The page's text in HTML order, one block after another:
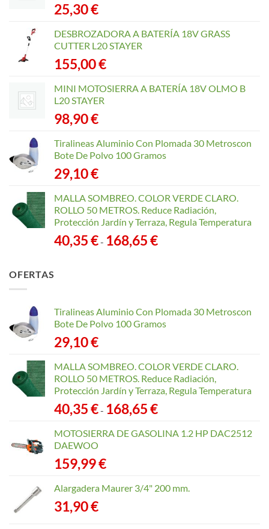
25,30€
DESBROZADORA A BATERÍA 18V GRASS
CUTTER L20 STAYER
155,00€
MINI MOTOSIERRA A BATERÍA 18V OLMO B
L20 STAYER
98,90€
Tiralineas Aluminio Con Plomada 30 Metroscon
Bote De Polvo 100 Gramos
29,10€
MALLA SOMBREO. COLOR VERDE CLARO.
ROLLO 50 METROS. Reduce Radiación,
Protección Jardín y Terraza, Regula Temperatura
40,35€- 168,65€Rango
168,65 €
OFERTAS
Tiralineas Aluminio Con Plomada 30 Metroscon
Bote De Polvo 100 Gramos
29,10€
MALLA SOMBREO. COLOR VERDE CLARO.
ROLLO 50 METROS. Reduce Radiación,
Protección Jardín y Terraza, Regula Temperatura
40,35€- 168,65€Rango
precios:
MOTOSIERRA DE GASOLINA 1.2 HP DAC2512
DAEWOO
159,99€
Alargadera Maurer 3/4" 200 mm.
31,90€